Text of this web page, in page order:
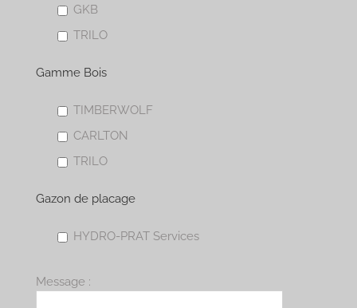
GKB
TRILO
Gamme Bois
TIMBERWOLF
CARLTON
TRILO
Gazon de placage
HYDRO-PRAT Services
Message :